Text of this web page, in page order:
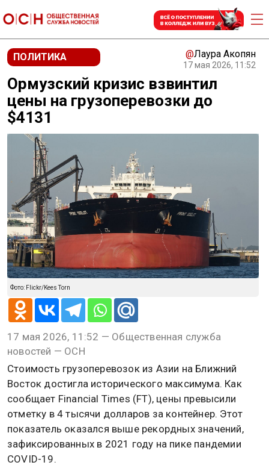
ПОЛИТИКА @Лаура Акопян
17 мая 2026, 11:52
Ормузский кризис взвинтил
цены на грузоперевозки до
$4131
Фото: Flickr/Kees Torn
17 мая 2026, 11:52 — Общественная служба
новостей — ОСН
Стоимость грузоперевозок из Азии на Ближний
Восток достигла исторического максимума. Как
сообщает Financial Times (FT), цены превысили
отметку в 4 тысячи долларов за контейнер. Этот
показатель оказался выше рекордных значений,
зафиксированных в 2021 году на пике пандемии
COVID-19.